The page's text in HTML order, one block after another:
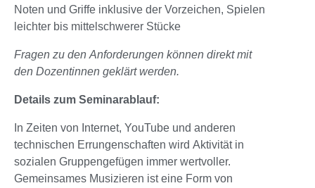
Noten und Griffe inklusive der Vorzeichen, Spielen
leichter bis mittelschwerer Stücke
Fragen zu den Anforderungen können direkt mit
den Dozentinnen geklärt werden.
Details zum Seminarablauf:
In Zeiten von Internet, YouTube und anderen
technischen Errungenschaften wird Aktivität in
sozialen Gruppengefügen immer wertvoller.
Gemeinsames Musizieren ist eine Form von